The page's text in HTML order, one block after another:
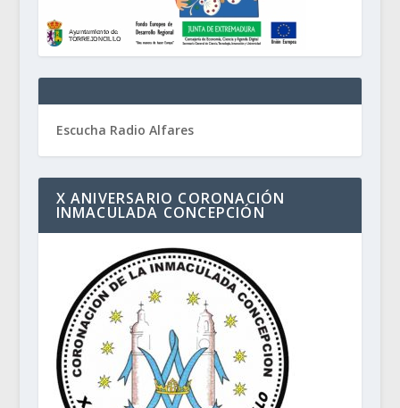
Escucha Radio Alfares
X ANIVERSARIO CORONACIÓN
INMACULADA CONCEPCIÓN